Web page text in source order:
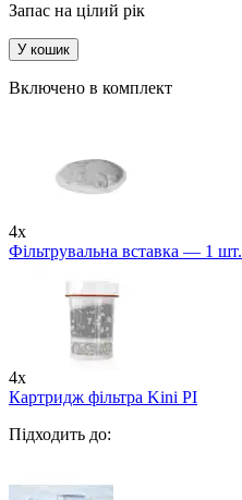
Запас на цілий рік
У кошик
Включено в комплект
4x
Фільтрувальна вставка — 1 шт.
4x
Картридж фільтра Kini PI
Підходить до: